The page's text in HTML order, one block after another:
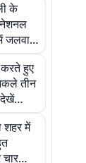
के
जलवा,
से
हुए
तीन
देखें
कहानी
शहर में